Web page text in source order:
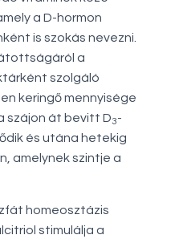
a D-hormon
is szokás nevezni.
a
szolgáló
keringő mennyisége
szájon át bevitt D3-
és utána hetekig
amelynek szintje a
homeosztázis
stimulálja a